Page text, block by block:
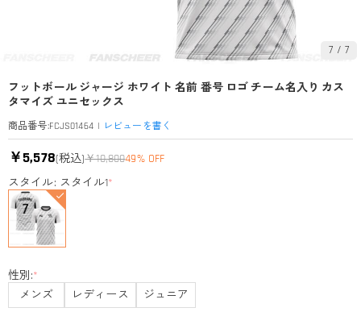
7 / 7
フットボール ジャージ ホワイト 名前 番号 ロゴ チーム名入り カス
タマイズ ユニセックス
商品番号:FCJS01464 | レビューを書く
￥5,578(税込)￥10,80049% OFF
スタイル: スタイル1*
性別:*
メンズ
レディース ジュニア